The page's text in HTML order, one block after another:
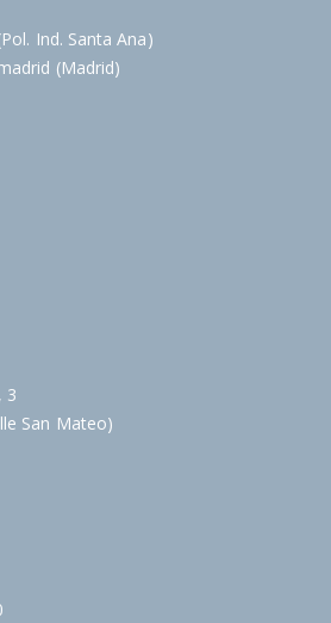
Ind. Santa Ana)
(Madrid)
3
San Mateo)